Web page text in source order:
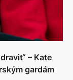
– Kate
gardám